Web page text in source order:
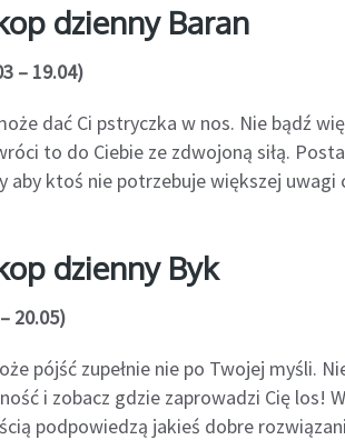
dzienny Baran
– 19.04)
dać Ci pstryczka w nos. Nie bądź
to do Ciebie ze zdwojoną siłą.
aby ktoś nie potrzebuje większej
dzienny Byk
20.05)
pójść zupełnie nie po Twojej myśli.
i zobacz gdzie zaprowadzi Cię los!
podpowiedzą jakieś dobre